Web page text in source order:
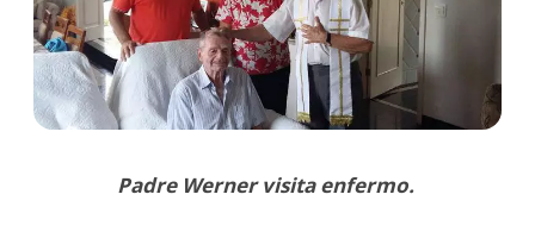
Padre Werner visita enfermo.